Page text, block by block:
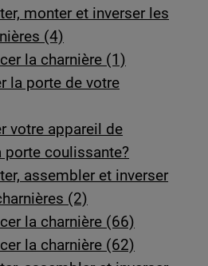
monter et inverser les
(4)
la charnière (1)
la porte de votre
votre appareil de
coulissante?
assembler et inverser
(2)
la charnière (66)
la charnière (62)